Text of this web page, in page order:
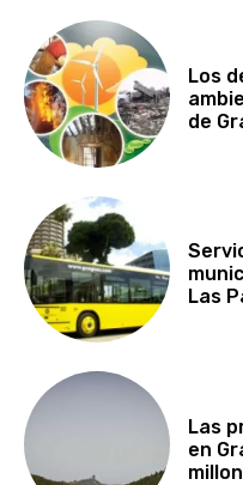
Los
de
Las
Las
en